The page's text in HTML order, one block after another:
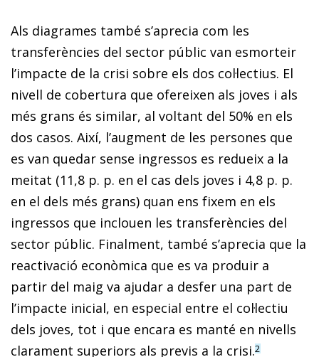
Als diagrames també s’aprecia com les
transferències del sector públic van esmorteir
l’impacte de la crisi sobre els dos col·lectius. El
nivell de cobertura que ofereixen als joves i als
més grans és similar, al voltant del 50% en els
dos casos. Així, l’augment de les persones que
es van quedar sense ingressos es redueix a la
meitat (11,8 p. p. en el cas dels joves i 4,8 p. p.
en el dels més grans) quan ens fixem en els
ingressos que inclouen les transferències del
sector públic. Finalment, també s’aprecia que la
reactivació econòmica que es va produir a
partir del maig va ajudar a desfer una part de
l’impacte inicial, en especial entre el col·lectiu
dels joves, tot i que encara es manté en nivells
clarament superiors als previs a la crisi.2